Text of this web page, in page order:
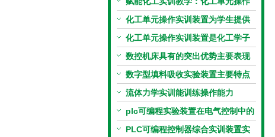
实训装置的教学价值
化工单元操作实训装置为学生提供
了重要的实践经验和技能培养机会
化工单元操作实训装置是化工学子
学习和实践化工操作的重要选择
数控机床具有的突出优势主要表现
在哪几个方面？
数字型填料吸收实验装置主要特点
流体力学实训能训练操作能力
plc可编程实验装置在电气控制中的
应用
PLC可编程控制器综合实训装置实